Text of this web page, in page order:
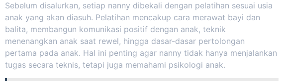
Sebelum disalurkan, setiap nanny dibekali dengan pelatihan sesuai usia
anak yang akan diasuh. Pelatihan mencakup cara merawat bayi dan
balita, membangun komunikasi positif dengan anak, teknik
menenangkan anak saat rewel, hingga dasar-dasar pertolongan
pertama pada anak. Hal ini penting agar nanny tidak hanya menjalankan
tugas secara teknis, tetapi juga memahami psikologi anak.